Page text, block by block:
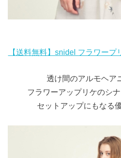
【送料無料】snidel フラワー
透け間のアルモヘア
フラワーアップリケのシ
セットアップにもなる